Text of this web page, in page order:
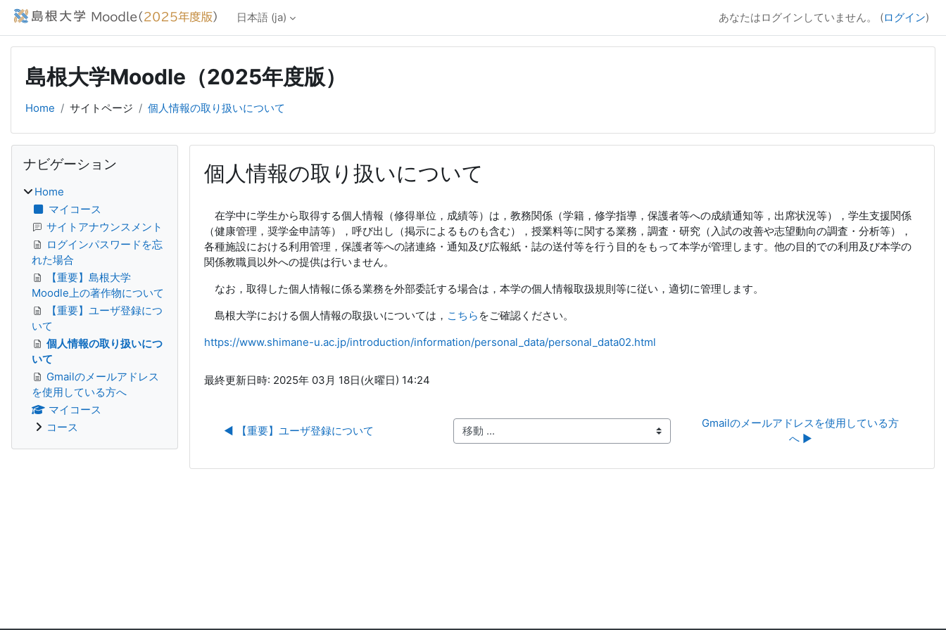
メインコンテンツへスキップする
日本語 ‎(ja)‎ あなたはログインしていません。 (ログイン)
島根大学Moodle（2025年度版）
Home サイトページ 個人情報の取り扱いについて
個人情報の取り扱いについて
在学中に学生から取得する個人情報（修得単位，成績等）は，教務関係（学籍，修学指導，保護者等への成績通知等，出席状況等），学生支援関係
（健康管理，奨学金申請等），呼び出し（掲示によるものも含む），授業料等に関する業務，調査・研究（入試の改善や志望動向の調査・分析等），
各種施設における利用管理，保護者等への諸連絡・通知及び広報紙・誌の送付等を行う目的をもって本学が管理します。他の目的での利用及び本学の
関係教職員以外への提供は行いません。
なお，取得した個人情報に係る業務を外部委託する場合は，本学の個人情報取扱規則等に従い，適切に管理します。
島根大学における個人情報の取扱いについては， こちら をご確認ください。
https://www.shimane-u.ac.jp/introduction/information/personal_data/personal_data02.html
最終更新日時: 2025年 03月 18日(火曜日) 14:24
◀︎ 【重要】ユーザ登録について 移動 ...
Gmailのメールアドレスを使用している方
へ ▶︎
ブロック
ナビゲーション
Home
マイコース
サイトアナウンスメント
ログインパスワードを忘
れた場合
【重要】島根大学
Moodle上の著作物について
【重要】ユーザ登録につ
いて
個人情報の取り扱いにつ
いて
Gmailのメールアドレス
を使用している方へ
マイコース
コース